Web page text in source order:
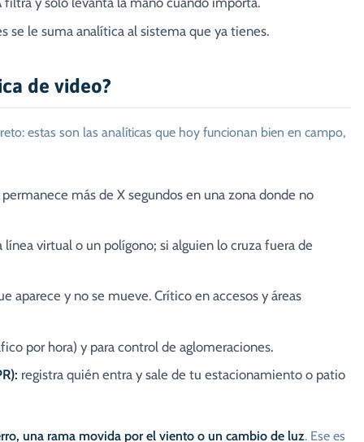
se le suma analítica al sistema que ya tienes.
de video?
estas son las analíticas que hoy funcionan bien en campo,
más de X segundos en una zona donde no
virtual o un polígono; si alguien lo cruza fuera de
aparece y no se mueve. Crítico en accesos y áreas
por hora) y para control de aglomeraciones.
registra quién entra y sale de tu estacionamiento o patio
una rama movida por el viento o un cambio de luz. Ese es